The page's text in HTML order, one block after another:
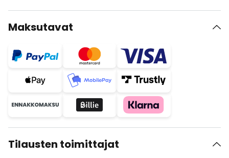
Maksutavat
Tilausten toimittajat